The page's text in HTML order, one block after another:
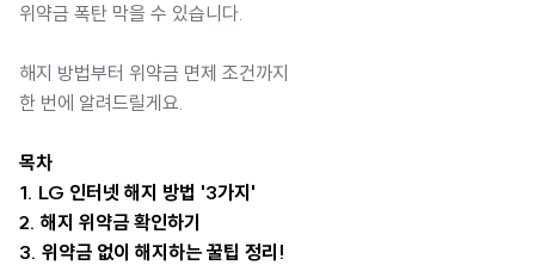
위약금 폭탄 막을 수 있습니다.
해지 방법부터 위약금 면제 조건까지
한 번에 알려드릴게요.
목차
1. LG 인터넷 해지 방법 '3가지'
2. 해지 위약금 확인하기
3. 위약금 없이 해지하는 꿀팁 정리!